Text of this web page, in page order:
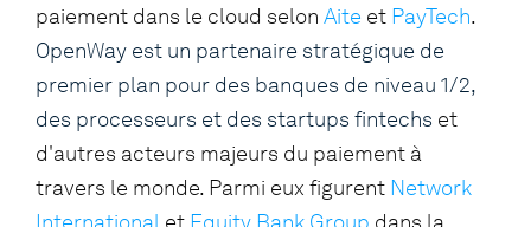
paiement dans le cloud selon Aite et PayTech.
OpenWay est un partenaire stratégique de
premier plan pour des banques de niveau 1/2,
des processeurs et des startups fintechs et
d'autres acteurs majeurs du paiement à
travers le monde. Parmi eux figurent Network